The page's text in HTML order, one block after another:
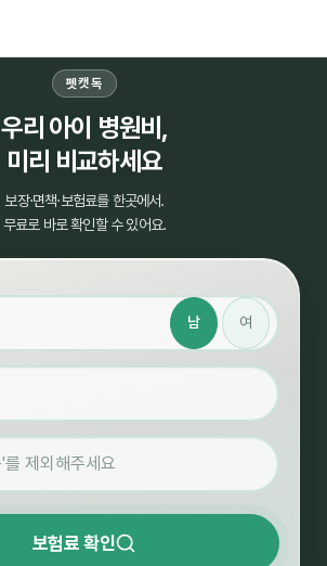
펫캣독
우리 아이 병원비,
미리 비교하세요
보장·면책·보험료를 한곳에서.
무료로 바로 확인할 수 있어요.
남 여
보험료 확인